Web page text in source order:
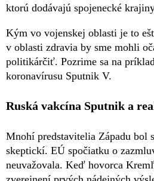
ktorú dodávajú spojenecké
Kým vo vojenskej oblasti je to
v oblasti zdravia by sme mohli
politikárčiť. Pozrime sa na
koronavírusu Sputnik V.
Ruská vakcína Sputnik a
Mnohí predstavitelia Západu bol
skeptickí. EÚ spočiatku o
neuvažovala. Keď hovorca